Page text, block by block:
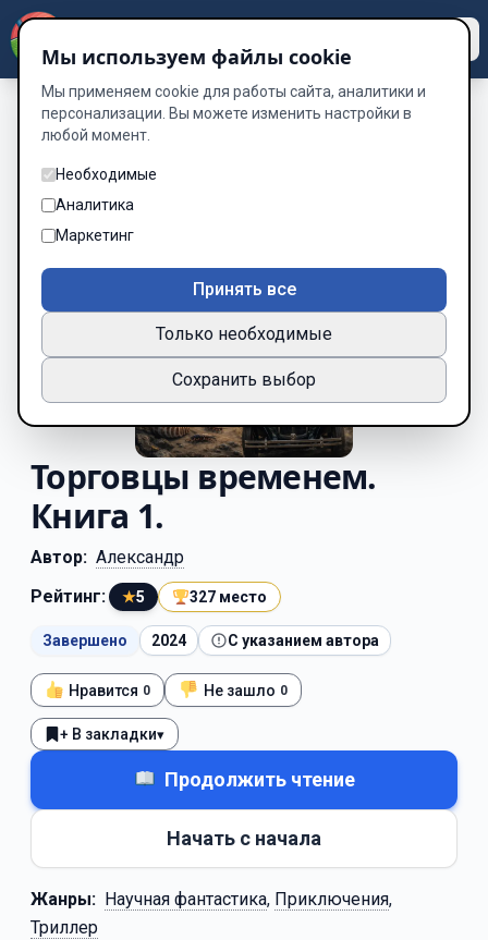
Торговцы временем.
Книга 1.
Автор: Александр
Рейтинг:
★5 327 место
Завершено 2024 С указанием автора
Нравится 0 Не зашло 0
+ В закладки▾
Продолжить чтение
Начать с начала
Жанры: Научная фантастика, Приключения,
Триллер
Мы используем файлы cookie
Мы применяем cookie для работы сайта, аналитики и
персонализации. Вы можете изменить настройки в
любой момент.
Необходимые
Аналитика
Маркетинг
Принять все
Только необходимые
Сохранить выбор